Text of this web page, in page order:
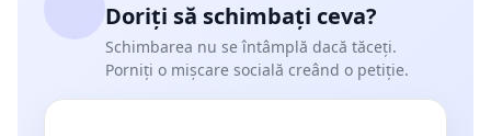
Doriți să schimbați ceva?
Schimbarea nu se întâmplă dacă tăceți.
Porniți o mișcare socială creând o petiție.